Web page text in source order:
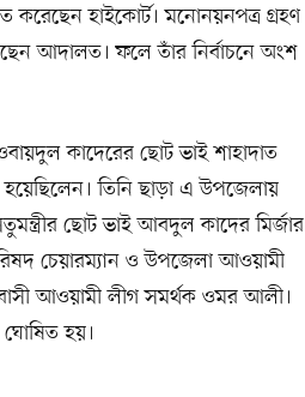
করেছেন হাইকোর্ট। মনোনয়নপত্র গ্রহণ
আদালত। ফলে তাঁর নির্বাচনে অংশ
কাদেরের ছোট ভাই শাহাদাত
হয়েছিলেন। তিনি ছাড়া এ উপজেলায়
ছোট ভাই আবদুল কাদের মির্জার
চেয়ারম্যান ও উপজেলা আওয়ামী
আওয়ামী লীগ সমর্থক ওমর আলী।
হয়।